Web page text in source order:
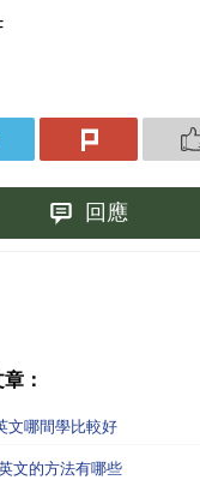
回應
：
文哪間學比較好
文的方法有哪些